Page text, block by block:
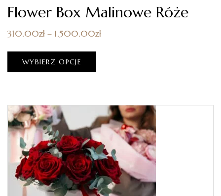
Flower Box Malinowe Róże
310.00zł – 1,500.00zł
WYBIERZ OPCJE